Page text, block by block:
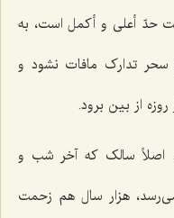
حدّ أعلی و أکمل است، به
سحر تدارک مافات نشود و
روزه از بین برود.
اصلاً سالک که آخر شب و
هزار سال هم زحمت